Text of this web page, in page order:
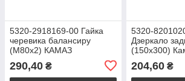
5320-2918169-00 Гайка
черевика балансиру
(М80х2) КАМАЗ
290,40 ₴
5320-
Дзеркало
(150х300)
204,60₴